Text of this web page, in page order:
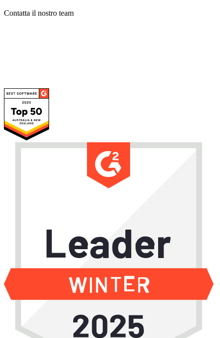
Contatta il nostro team